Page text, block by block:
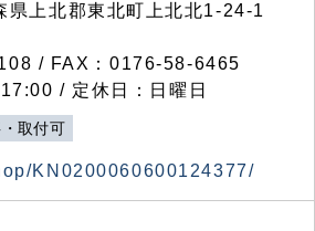
上北郡東北町上北北1-24-1
/ FAX：0176-58-6465
/ 定休日：日曜日
取付可
KN0200060600124377/